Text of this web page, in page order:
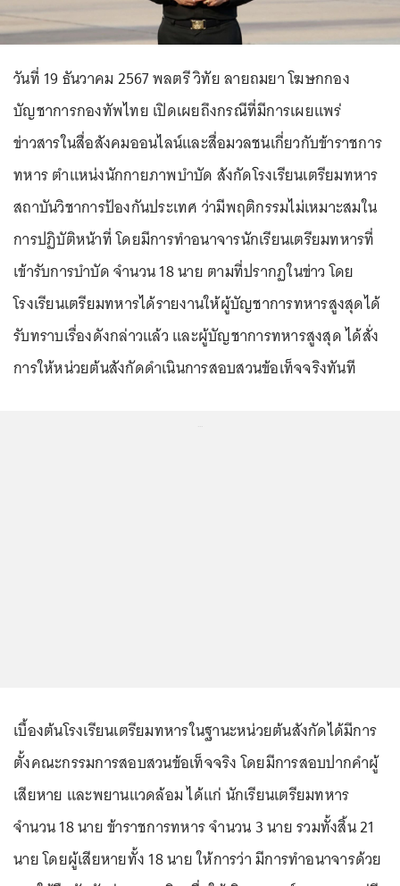
วันที่ 19 ธันวาคม 2567 พลตรี วิทัย ลายถมยา โฆษกกอง
บัญชาการกองทัพไทย เปิดเผยถึงกรณีที่มีการเผยแพร่
ข่าวสารในสื่อสังคมออนไลน์และสื่อมวลชนเกี่ยวกับข้าราชการ
ทหาร ตำแหน่งนักกายภาพบำบัด สังกัดโรงเรียนเตรียมทหาร
สถาบันวิชาการป้องกันประเทศ ว่ามีพฤติกรรมไม่เหมาะสมใน
การปฏิบัติหน้าที่ โดยมีการทำอนาจารนักเรียนเตรียมทหารที่
เข้ารับการบำบัด จำนวน 18 นาย ตามที่ปรากฏในข่าว โดย
โรงเรียนเตรียมทหารได้รายงานให้ผู้บัญชาการทหารสูงสุดได้
รับทราบเรื่องดังกล่าวแล้ว และผู้บัญชาการทหารสูงสุด ได้สั่ง
การให้หน่วยต้นสังกัดดำเนินการสอบสวนข้อเท็จจริงทันที
เบื้องต้นโรงเรียนเตรียมทหารในฐานะหน่วยต้นสังกัดได้มีการ
ตั้งคณะกรรมการสอบสวนข้อเท็จจริง โดยมีการสอบปากคำผู้
เสียหาย และพยานแวดล้อม ได้แก่ นักเรียนเตรียมทหาร
จำนวน 18 นาย ข้าราชการทหาร จำนวน 3 นาย รวมทั้งสิ้น 21
นาย โดยผู้เสียหายทั้ง 18 นาย ให้การว่า มีการทำอนาจารด้วย